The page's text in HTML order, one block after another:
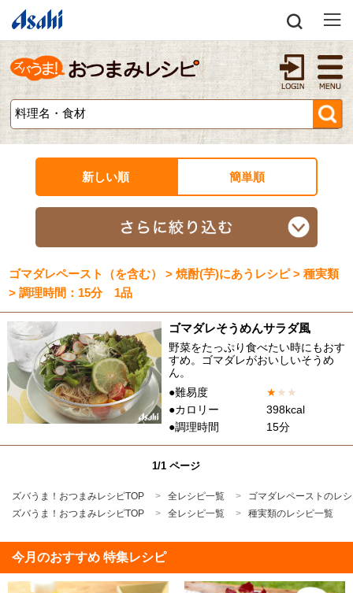
新しい順 簡単順
ゴマダレペースト（を含む） > 焼酎(芋)にあうレシピ > 種実類
> 調理時間：15分 1品
ゴマダレそうめんサラダ風
野菜をたっぷり食べたい時にもおす
すめ。ゴマダレがおいしいそうめ
ん。
●難易度
★★ ★
●カロリー
398kcal
●調理時間
15分
1/1 ページ
ズバうま！おつまみレシピTOP 全レシピ一覧
ゴマダレペーストのレ
ズバうま！おつまみレシピTOP
全レシピ一覧 種実類のレシピ一覧
今月のおすすめ 特集レシピ